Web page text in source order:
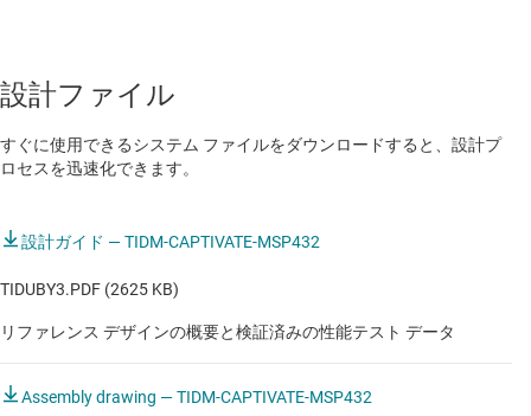
AV レシーバ
Wi-Fi スピーカ
設計ファイル
すぐに使用できるシステム ファイルをダウンロードすると、設計プ
ロセスを迅速化できます。
設計ガイド — TIDM-CAPTIVATE-MSP432
TIDUBY3.PDF (2625 KB)
リファレンス デザインの概要と検証済みの性能テスト データ
Assembly drawing — TIDM-CAPTIVATE-MSP432